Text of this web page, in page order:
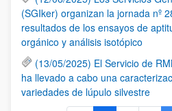
(SGIker) organizan la jornada nº
resultados de los ensayos de
orgánico y análisis isotópico
(13/05/2025) El Servicio de
ha llevado a cabo una
variedades de lúpulo silvestre